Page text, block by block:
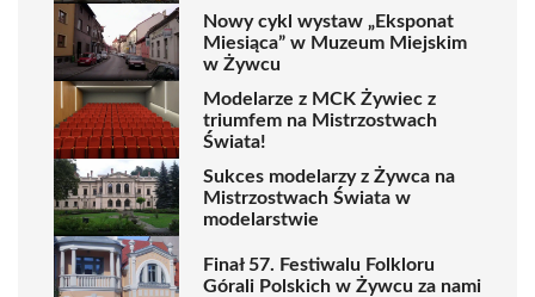
Nowy cykl wystaw „Eksponat
Miesiąca” w Muzeum Miejskim
w Żywcu
Modelarze z MCK Żywiec z
triumfem na Mistrzostwach
Świata!
Sukces modelarzy z Żywca na
Mistrzostwach Świata w
modelarstwie
Finał 57. Festiwalu Folkloru
Górali Polskich w Żywcu za nami